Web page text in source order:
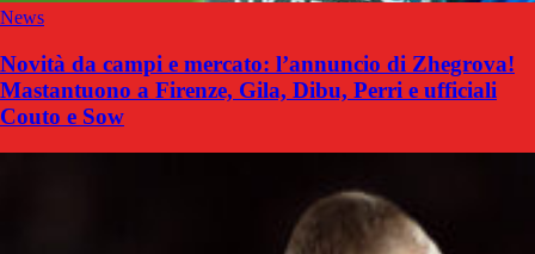
News
Novità da campi e mercato: l’annuncio di Zhegrova!
Mastantuono a Firenze, Gila, Dibu, Perri e ufficiali
Couto e Sow